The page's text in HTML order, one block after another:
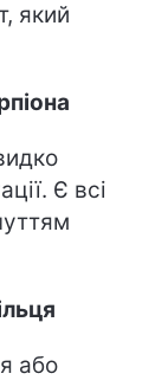
який
Є всі
або